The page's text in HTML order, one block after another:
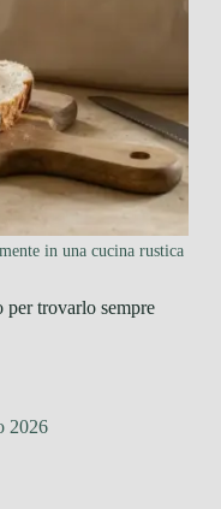
in una cucina rustica
per trovarlo sempre
2026